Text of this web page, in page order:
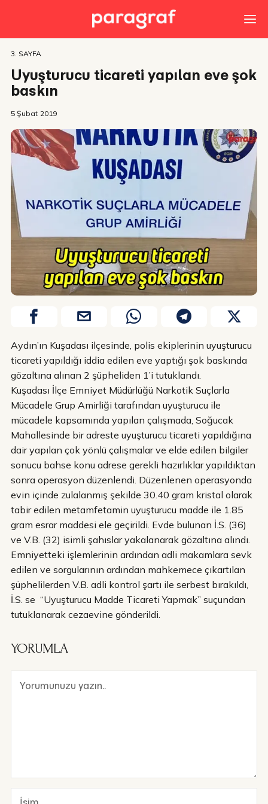
3. SAYFA
Uyuşturucu ticareti yapılan eve şok
baskın
5 Şubat 2019
Aydın’ın Kuşadası ilçesinde, polis ekiplerinin uyuşturucu
ticareti yapıldığı iddia edilen eve yaptığı şok baskında
gözaltına alınan 2 şüpheliden 1’i tutuklandı.
Kuşadası İlçe Emniyet Müdürlüğü Narkotik Suçlarla
Mücadele Grup Amirliği tarafından uyuşturucu ile
mücadele kapsamında yapılan çalışmada, Soğucak
Mahallesinde bir adreste uyuşturucu ticareti yapıldığına
dair yapılan çok yönlü çalışmalar ve elde edilen bilgiler
sonucu bahse konu adrese gerekli hazırlıklar yapıldıktan
sonra operasyon düzenlendi. Düzenlenen operasyonda
evin içinde zulalanmış şekilde 30.40 gram kristal olarak
tabir edilen metamfetamin uyuşturucu madde ile 1.85
gram esrar maddesi ele geçirildi. Evde bulunan İ.S. (36)
ve V.B. (32) isimli şahıslar yakalanarak gözaltına alındı.
Emniyetteki işlemlerinin ardından adli makamlara sevk
edilen ve sorgularının ardından mahkemece çıkartılan
şüphelilerden V.B. adli kontrol şartı ile serbest bırakıldı,
İ.S. se “Uyuşturucu Madde Ticareti Yapmak” suçundan
tutuklanarak cezaevine gönderildi.
YORUMLA